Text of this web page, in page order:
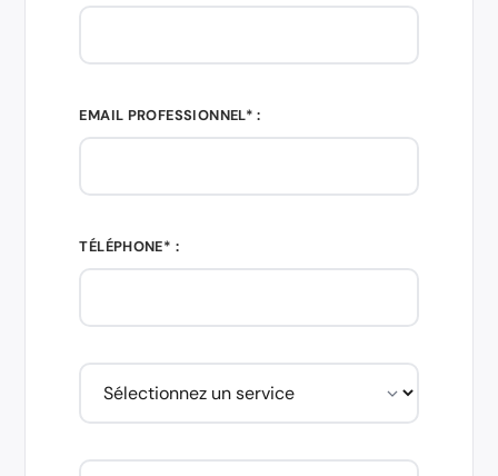
EMAIL PROFESSIONNEL* :
TÉLÉPHONE* :